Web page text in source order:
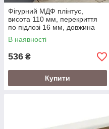
Фігурний МДФ плінтус,
висота 110 мм, перекриття
по підлозі 16 мм, довжина
2,80 м, Білий
В наявності
536 ₴
Купити